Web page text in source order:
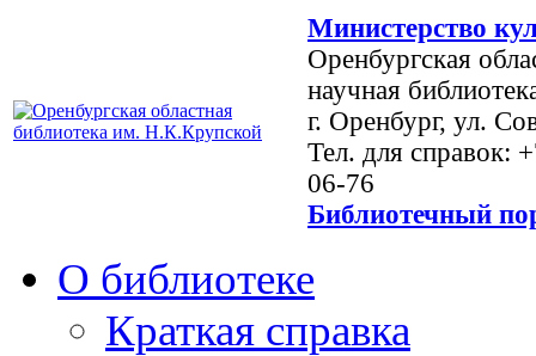
Министерство
Оренбургская
научная
г. Оренбург, ул.
Тел. для справок:
06-76
Библиотечный
О библиотеке
Краткая справка